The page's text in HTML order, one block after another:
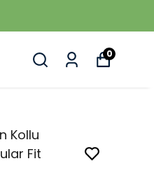
0
Kollu
Fit